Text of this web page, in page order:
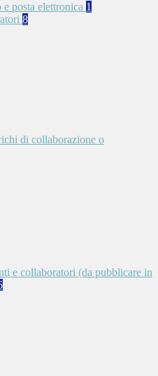
e posta elettronica 1
8
di collaborazione o
e collaboratori (da pubblicare in